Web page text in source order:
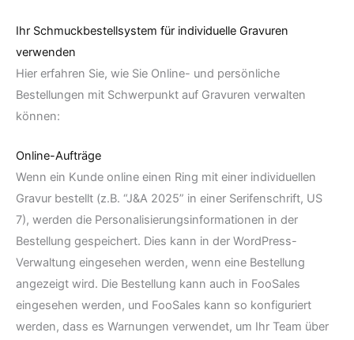
Ihr Schmuckbestellsystem für individuelle Gravuren
verwenden
Hier erfahren Sie, wie Sie Online- und persönliche
Bestellungen mit Schwerpunkt auf Gravuren verwalten
können:
Online-Aufträge
Wenn ein Kunde online einen Ring mit einer individuellen
Gravur bestellt (z.B. “J&A 2025” in einer Serifenschrift, US
7), werden die Personalisierungsinformationen in der
Bestellung gespeichert. Dies kann in der WordPress-
Verwaltung eingesehen werden, wenn eine Bestellung
angezeigt wird. Die Bestellung kann auch in FooSales
eingesehen werden, und FooSales kann so konfiguriert
werden, dass es Warnungen verwendet, um Ihr Team über